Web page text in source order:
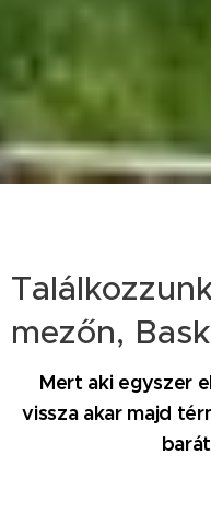
mezőn,
Mert aki egyszer
vissza akar majd